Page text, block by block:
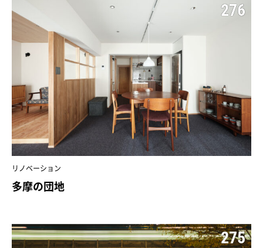
276
リノベーション
多摩の団地
275